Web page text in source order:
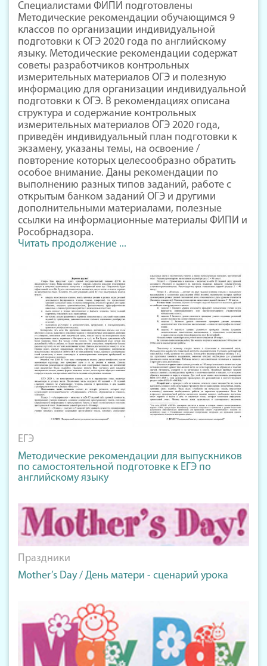
Специалистами ФИПИ подготовлены
Методические рекомендации обучающимся 9
классов по организации индивидуальной
подготовки к ОГЭ 2020 года по английскому
языку. Методические рекомендации содержат
советы разработчиков контрольных
измерительных материалов ОГЭ и полезную
информацию для организации индивидуальной
подготовки к ОГЭ. В рекомендациях описана
структура и содержание контрольных
измерительных материалов ОГЭ 2020 года,
приведён индивидуальный план подготовки к
экзамену, указаны темы, на освоение /
повторение которых целесообразно обратить
особое внимание. Даны рекомендации по
выполнению разных типов заданий, работе с
открытым банком заданий ОГЭ и другими
дополнительными материалами, полезные
ссылки на информационные материалы ФИПИ и
Рособрнадзора.
Читать продолжение ...
ЕГЭ
Методические рекомендации для выпускников
по самостоятельной подготовке к ЕГЭ по
английскому языку
Праздники
Mother’s Day / День матери - сценарий урока